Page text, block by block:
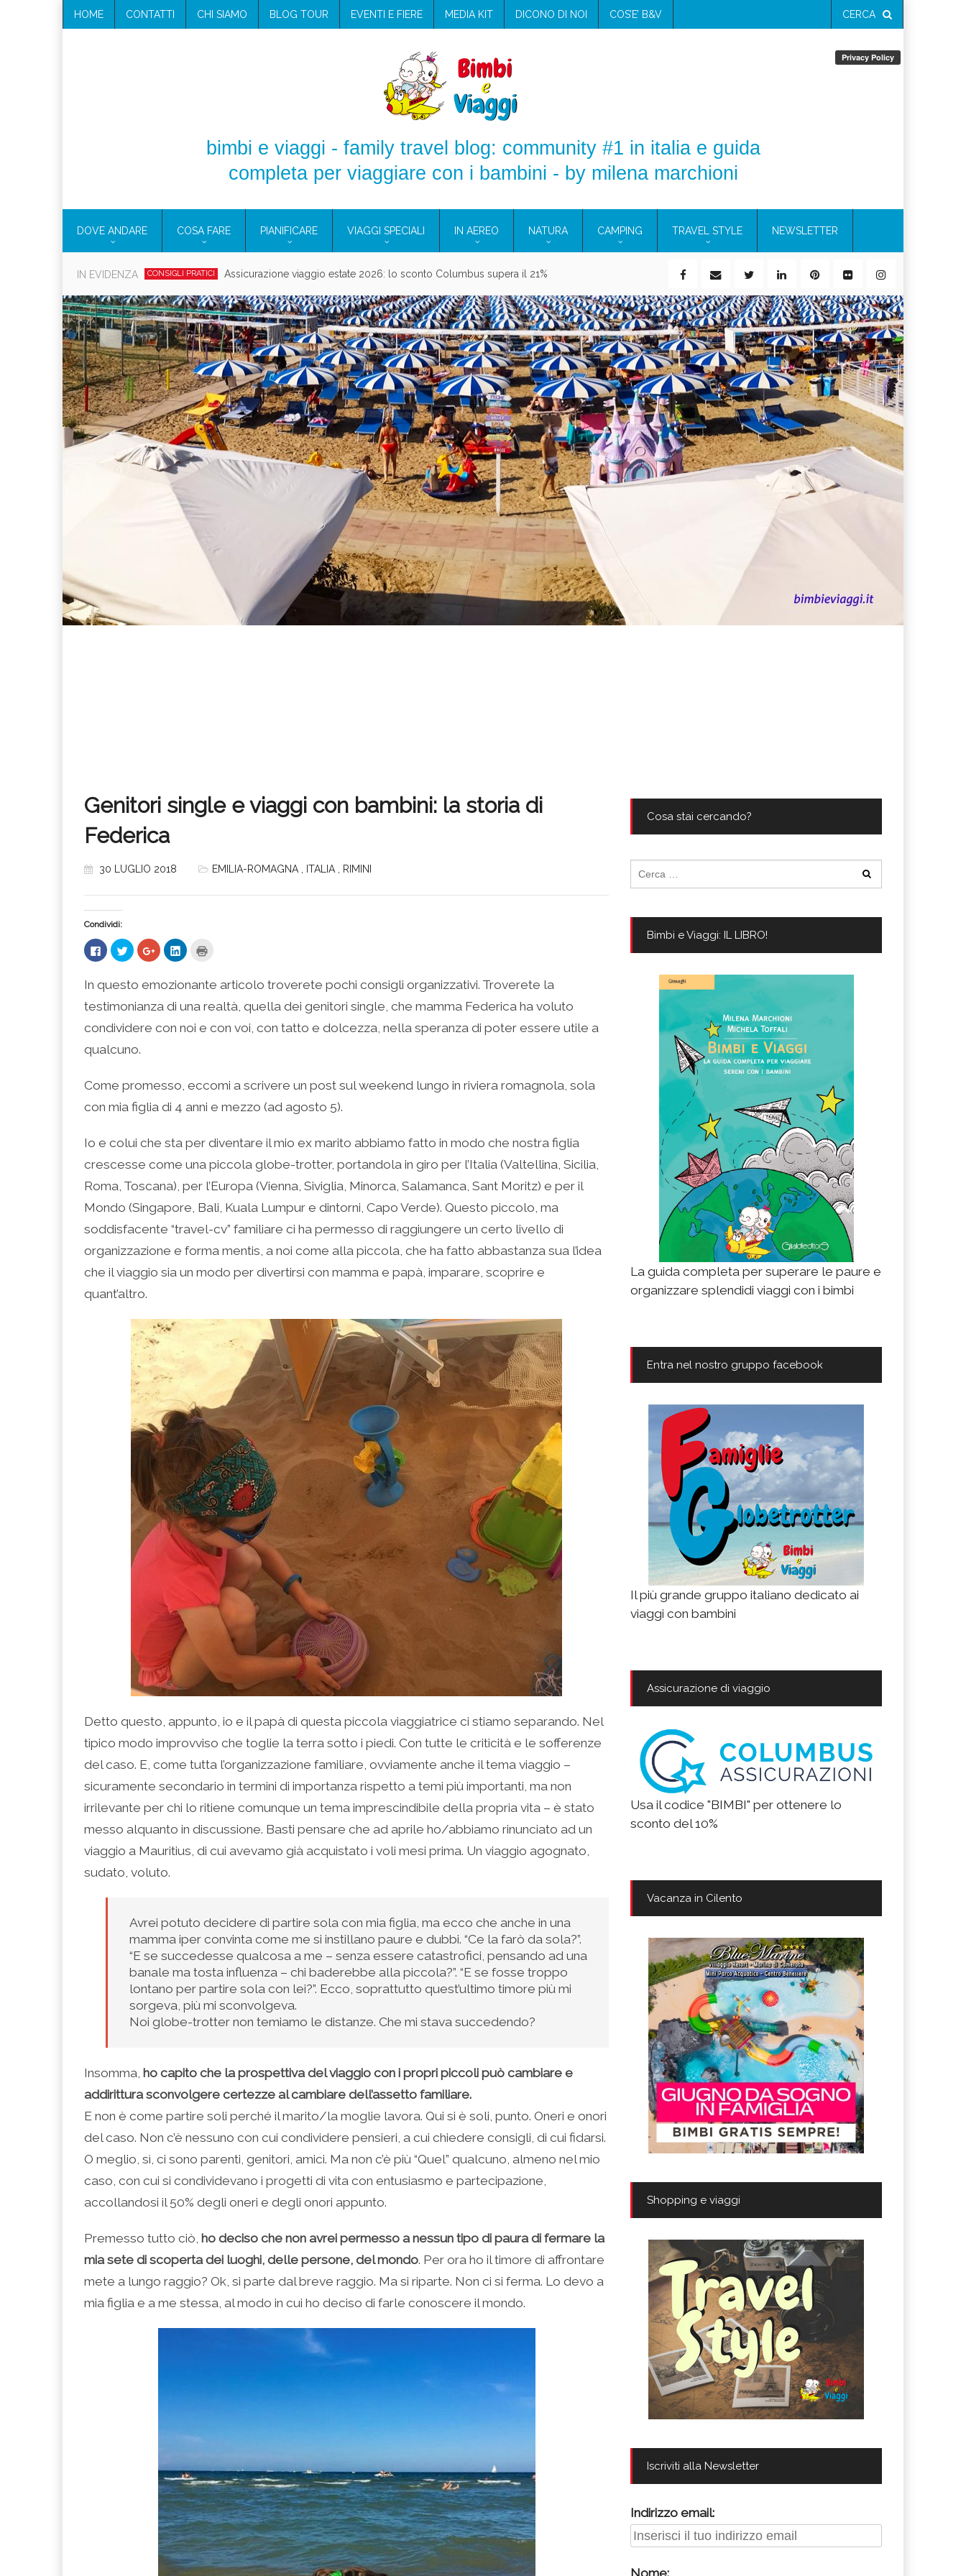
HOME CONTATTI CHI SIAMO BLOG TOUR EVENTI E FIERE MEDIA KIT DICONO DI NOI COS’E’ B&V CERCA
bimbi e viaggi - family travel blog: community #1 in italia e guida
completa per viaggiare con i bambini - by milena marchioni
DOVE ANDARE COSA FARE PIANIFICARE VIAGGI SPECIALI IN AEREO NATURA CAMPING TRAVEL STYLE NEWSLETTER
IN EVIDENZA CONSIGLI PRATICI Cosmetici solidi in viaggio: i prodotti che hanno conquistato la mia valigia (e la pelle sensibile)
CAMPANIA Villaggio per famiglie in Cilento: il Blue Marine di Marina di Camerota
CAMPEGGIO Vacanze in campeggio con i bambini: come trovare l’offerta migliore?
CONSIGLI PRATICI Assicurazione viaggio estate 2026: lo sconto Columbus supera il 21%
Genitori single e viaggi con bambini: la storia di
Federica
30 LUGLIO 2018 EMILIA-ROMAGNA ITALIA RIMINI
Condividi:
Fai
clic
su
Facebook
(Si
apre
una
nuova
finestra)
Fai
clic
condividere
su
Twitter
(Si
in
una
finestra)
Fai
clic
condividere
su
Google+
(Si
in
una
Fai
clic
condividere
su
(Si
in
una
stampare
(Si
apre
in
nuova
finestra)
In questo emozionante articolo troverete pochi consigli organizzativi. Troverete la
testimonianza di una realtà, quella dei genitori single, che mamma Federica ha voluto
condividere con noi e con voi, con tatto e dolcezza, nella speranza di poter essere utile a
qualcuno.
Come promesso, eccomi a scrivere un post sul weekend lungo in riviera romagnola, sola
con mia figlia di 4 anni e mezzo (ad agosto 5).
Io e colui che sta per diventare il mio ex marito abbiamo fatto in modo che nostra figlia
crescesse come una piccola globe-trotter, portandola in giro per l’Italia (Valtellina, Sicilia,
Roma, Toscana), per l’Europa (Vienna, Siviglia, Minorca, Salamanca, Sant Moritz) e per il
Mondo (Singapore, Bali, Kuala Lumpur e dintorni, Capo Verde). Questo piccolo, ma
soddisfacente “travel-cv” familiare ci ha permesso di raggiungere un certo livello di
organizzazione e forma mentis, a noi come alla piccola, che ha fatto abbastanza sua l’idea
che il viaggio sia un modo per divertirsi con mamma e papà, imparare, scoprire e
quant’altro.
Detto questo, appunto, io e il papà di questa piccola viaggiatrice ci stiamo separando. Nel
tipico modo improvviso che toglie la terra sotto i piedi. Con tutte le criticità e le sofferenze
del caso. E, come tutta l’organizzazione familiare, ovviamente anche il tema viaggio –
sicuramente secondario in termini di importanza rispetto a temi più importanti, ma non
irrilevante per chi lo ritiene comunque un tema imprescindibile della propria vita – è stato
messo alquanto in discussione. Basti pensare che ad aprile ho/abbiamo rinunciato ad un
viaggio a Mauritius, di cui avevamo già acquistato i voli mesi prima. Un viaggio agognato,
sudato, voluto.
Avrei potuto decidere di partire sola con mia figlia, ma ecco che anche in una
mamma iper convinta come me si instillano paure e dubbi. “Ce la farò da sola?”.
“E se succedesse qualcosa a me – senza essere catastrofici, pensando ad una
banale ma tosta influenza – chi baderebbe alla piccola?”. “E se fosse troppo
lontano per partire sola con lei?”. Ecco, soprattutto quest’ultimo timore più mi
sorgeva, più mi sconvolgeva.
Noi globe-trotter non temiamo le distanze. Che mi stava succedendo?
Insomma, ho capito che la prospettiva del viaggio con i propri piccoli può cambiare e
addirittura sconvolgere certezze al cambiare dell’assetto familiare.
E non è come partire soli perché il marito/la moglie lavora. Qui si è soli, punto. Oneri e onori
del caso. Non c’è nessuno con cui condividere pensieri, a cui chiedere consigli, di cui fidarsi.
O meglio, sì, ci sono parenti, genitori, amici. Ma non c’è più “Quel” qualcuno, almeno nel mio
caso, con cui si condividevano i progetti di vita con entusiasmo e partecipazione,
accollandosi il 50% degli oneri e degli onori appunto.
Premesso tutto ciò, ho deciso che non avrei permesso a nessun tipo di paura di fermare la
mia sete di scoperta dei luoghi, delle persone, del mondo. Per ora ho il timore di affrontare
mete a lungo raggio? Ok, si parte dal breve raggio. Ma si riparte. Non ci si ferma. Lo devo a
mia figlia e a me stessa, al modo in cui ho deciso di farle conoscere il mondo.
Cosa stai cercando?
per:
Bimbi e Viaggi: IL LIBRO!
La guida completa per superare le paure e
organizzare splendidi viaggi con i bimbi
Entra nel nostro gruppo facebook
Il più grande gruppo italiano dedicato ai
viaggi con bambini
Assicurazione di viaggio
Usa il codice "BIMBI" per ottenere lo
sconto del 10%
Vacanza in Cilento
Shopping e viaggi
Iscriviti alla Newsletter
Indirizzo email: